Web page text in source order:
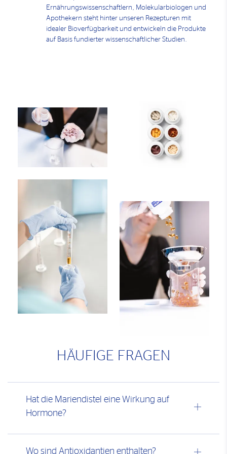
Ernährungswissenschaftlern, Molekularbiologen und
Apothekern steht hinter unseren Rezepturen mit
idealer Bioverfügbarkeit und entwickeln die Produkte
auf Basis fundierter wissenschaftlicher Studien.
HÄUFIGE FRAGEN
Hat die Mariendistel eine Wirkung auf
Hormone?
Wo sind Antioxidantien enthalten?